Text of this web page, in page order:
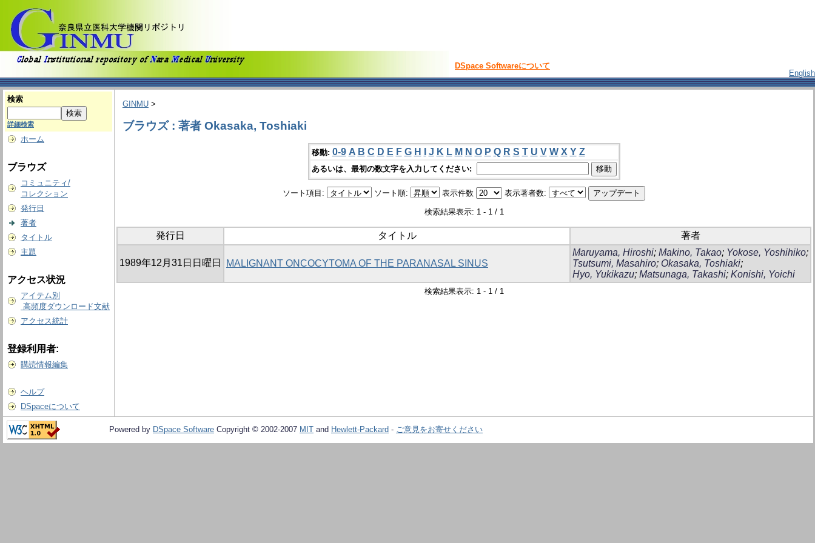
DSpace Softwareについて
English
検索
詳細検索
ホーム
ブラウズ
コミュニティ/
コレクション
発行日
著者
タイトル
主題
アクセス状況
アイテム別
高頻度ダウンロード文献
アクセス統計
登録利用者:
購読情報編集
ヘルプ
DSpaceについて
GINMU >
ブラウズ : 著者 Okasaka, Toshiaki
移動: 0-9 A B C D E F G H J K L M N O P Q R S T U V W X Y Z
あるいは、最初の数文字を入力してください:
ソート項目: ソート順: 表示件数 表示著者数:
検索結果表示: 1 - 1 / 1
発行日 タイトル 著者
1989年12月31日日曜日 MALIGNANT ONCOCYTOMA OF THE PARANASAL SINUS
Maruyama, Hiroshi; Makino, Takao; Yokose, Yoshihiko;
Tsutsumi, Masahiro; Okasaka, Toshiaki;
Hyo, Yukikazu; Matsunaga, Takashi; Konishi, Yoichi
検索結果表示: 1 - 1 / 1
Powered by DSpace Software Copyright © 2002-2007 MIT and Hewlett-Packard - ご意見をお寄せください